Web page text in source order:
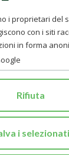
LA TUA
i proprietari del
con i siti
in forma
Rifiuta
i selezionati